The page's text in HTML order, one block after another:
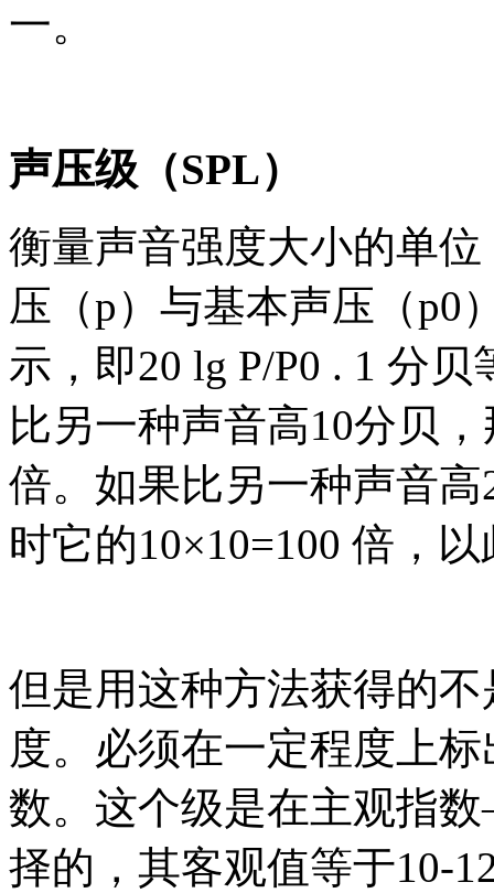
一。
声压级（SPL）
衡量声音强度大小的单
压（p）与基本声压（p0
示，即20 lg P/P0 . 1 分
比另一种声音高10分贝
倍。如果比另一种声音
时它的10×10=100 倍，
但是用这种方法获得的
度。必须在一定程度上
数。这个级是在主观指
择的，其客观值等于10-